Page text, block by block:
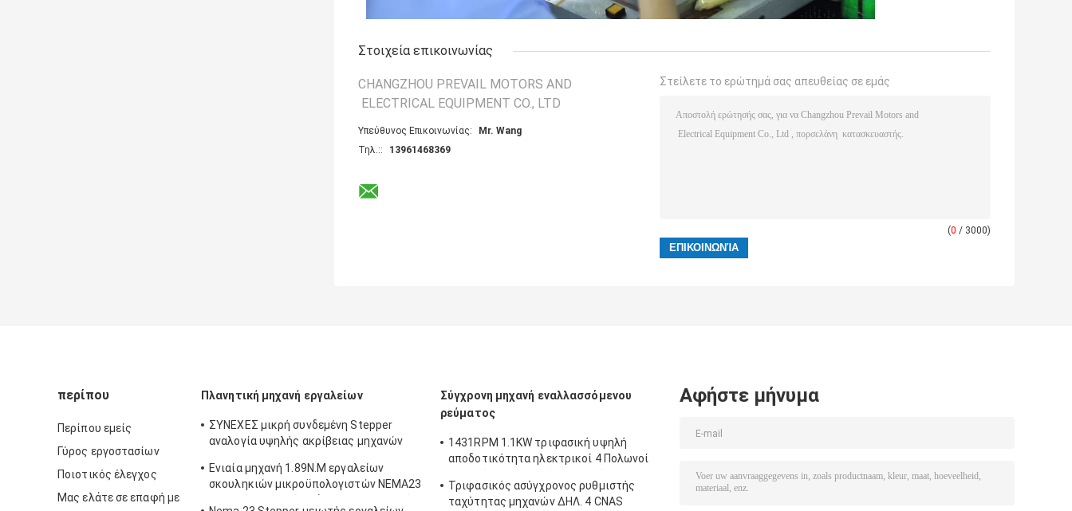
Στοιχεία επικοινωνίας
CHANGZHOU PREVAIL MOTORS AND
ELECTRICAL EQUIPMENT CO., LTD
Υπεύθυνος Επικοινωνίας:
Mr. Wang
Τηλ.::
13961468369
Στείλετε το ερώτημά σας απευθείας σε εμάς
(0 / 3000)
περίπου
Περίπου εμείς
Γύρος εργοστασίων
Ποιοτικός έλεγχος
Μας ελάτε σε επαφή με
Πλανητική μηχανή εργαλείων
ΣΥΝΕΧΕΣ μικρή συνδεμένη Stepper
αναλογία υψηλής ακρίβειας μηχανών
Ενιαία μηχανή 1.89N.M εργαλείων
σκουληκιών μικροϋπολογιστών NEMA23
Σύγχρονη μηχανή εναλλασσόμενου
ρεύματος
1431RPM 1.1KW τριφασική υψηλή
αποδοτικότητα ηλεκτρικοί 4 Πολωνοί
ασύγχρονη
Τριφασικός ασύγχρονος ρυθμιστής
ταχύτητας μηχανών ΔΗΛ. 4 CNAS
Αφήστε μήνυμα